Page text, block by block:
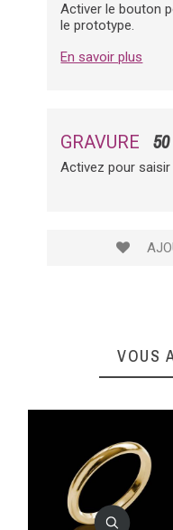
Activer le bouton
le prototype.
En savoir plus
GRAVURE
Activez pour
VOUS